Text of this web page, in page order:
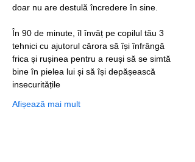
doar nu are destulă încredere în sine.
În 90 de minute, îl învăț pe copilul tău 3
tehnici cu ajutorul cărora să își înfrângă
frica și rușinea pentru a reuși să se simtă
bine în pielea lui și să își depășească
insecuritățile
Afișează mai mult